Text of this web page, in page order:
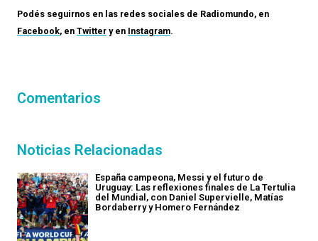
Podés seguirnos en las redes sociales de Radiomundo, en
Facebook, en Twitter y en Instagram.
Comentarios
Noticias Relacionadas
España campeona, Messi y el futuro de
Uruguay: Las reflexiones finales de La Tertulia
del Mundial, con Daniel Supervielle, Matías
Bordaberry y Homero Fernández